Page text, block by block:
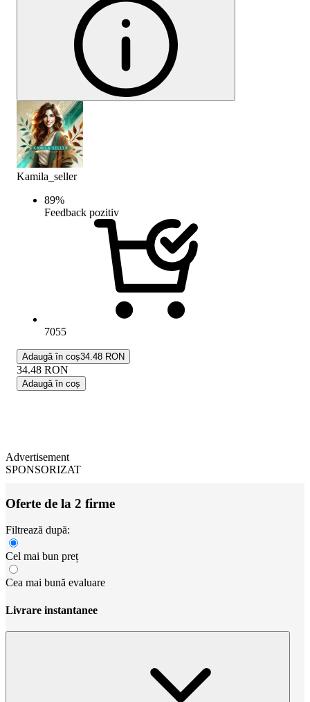
Kamila_seller
89%
Feedback pozitiv
7055
Adaugă în coș34.48 RON
34.48 RON
Adaugă în coș
Advertisement
SPONSORIZAT
Oferte de la 2 firme
Filtrează după:
Cel mai bun preț
Cea mai bună evaluare
Livrare instantanee